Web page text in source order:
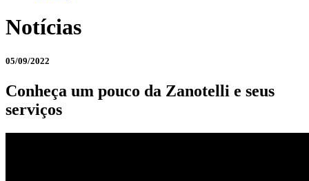
Notícias
05/09/2022
Conheça um pouco da Zanotelli e seus
serviços